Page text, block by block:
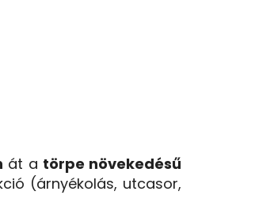
át a törpe növekedésű
(árnyékolás, utcasor,